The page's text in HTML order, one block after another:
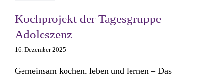
Kochprojekt der Tagesgruppe
Adoleszenz
16. Dezember 2025
Gemeinsam kochen, leben und lernen – Das